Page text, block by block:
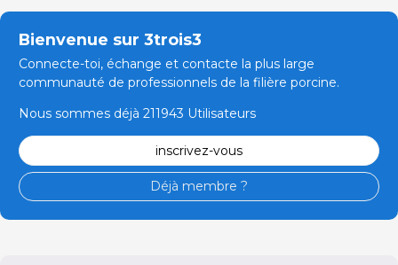
Bienvenue sur 3trois3
Connecte-toi, échange et contacte la plus large
communauté de professionnels de la filière porcine.
Nous sommes déjà 211943 Utilisateurs
inscrivez-vous
Déjà membre ?